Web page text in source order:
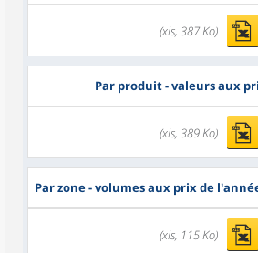
(xls, 387 Ko)
Par produit - valeurs aux
(xls, 389 Ko)
Par zone - volumes aux prix de
(xls, 115 Ko)